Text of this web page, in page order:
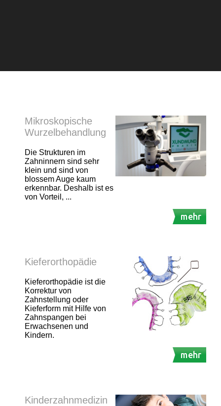
Mikroskopische
Wurzelbehandlung
Die Strukturen im
Zahninnern sind sehr
klein und sind von
blossem Auge kaum
erkennbar. Deshalb ist es
von Vorteil, ...
mehr
Kieferorthopädie
Kieferorthopädie ist die
Korrektur von
Zahnstellung oder
Kieferform mit Hilfe von
Zahnspangen bei
Erwachsenen und
Kindern.
mehr
Kinderzahnmedizin